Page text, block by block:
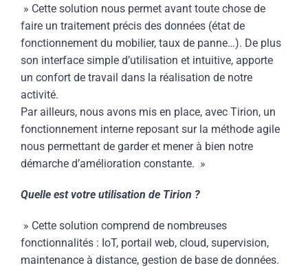
» Cette solution nous permet avant toute chose de
faire un traitement précis des données (état de
fonctionnement du mobilier, taux de panne…). De plus
son interface simple d’utilisation et intuitive, apporte
un confort de travail dans la réalisation de notre
activité.
Par ailleurs, nous avons mis en place, avec Tirion, un
fonctionnement interne reposant sur la méthode agile
nous permettant de garder et mener à bien notre
démarche d’amélioration constante. »
Quelle est votre utilisation de Tirion ?
» Cette solution comprend de nombreuses
fonctionnalités : IoT, portail web, cloud, supervision,
maintenance à distance, gestion de base de données.